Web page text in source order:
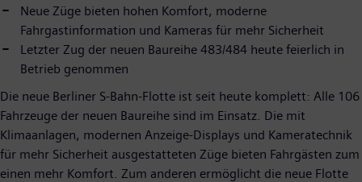
Neue Züge bieten hohen Komfort, moderne
Fahrgastinformation und Kameras für mehr Sicherheit
Letzter Zug der neuen Baureihe 483/484 heute feierlich in
Betrieb genommen
Die neue Berliner S-Bahn-Flotte ist seit heute komplett: Alle 106
Fahrzeuge der neuen Baureihe sind im Einsatz. Die mit
Klimaanlagen, modernen Anzeige-Displays und Kameratechnik
für mehr Sicherheit ausgestatteten Züge bieten Fahrgästen zum
einen mehr Komfort. Zum anderen ermöglicht die neue Flotte